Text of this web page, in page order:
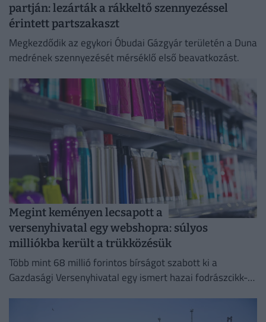
partján: lezárták a rákkeltő szennyezéssel
érintett partszakaszt
Megkezdődik az egykori Óbudai Gázgyár területén a Duna
medrének szennyezését mérséklő első beavatkozást.
Megint keményen lecsapott a
versenyhivatal egy webshopra: súlyos
milliókba került a trükközésük
Több mint 68 millió forintos bírságot szabott ki a
Gazdasági Versenyhivatal egy ismert hazai fodrászcikk-